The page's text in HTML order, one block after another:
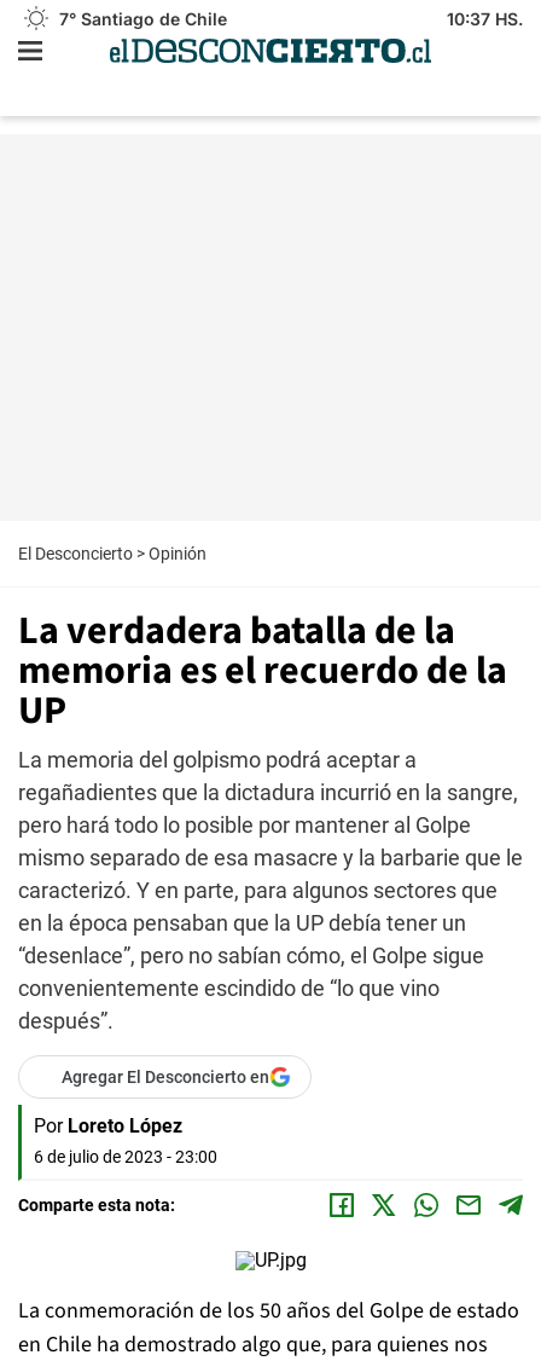
7° Santiago de Chile 10:37 HS.
El Desconcierto >Opinión
La verdadera batalla de la
memoria es el recuerdo de la
UP
La memoria del golpismo podrá aceptar a
regañadientes que la dictadura incurrió en la sangre,
pero hará todo lo posible por mantener al Golpe
mismo separado de esa masacre y la barbarie que le
caracterizó. Y en parte, para algunos sectores que
en la época pensaban que la UP debía tener un
“desenlace”, pero no sabían cómo, el Golpe sigue
convenientemente escindido de “lo que vino
después”.
Agregar El Desconcierto en
Por Loreto López
6 de julio de 2023 - 23:00
Comparte esta nota:
La conmemoración de los 50 años del Golpe de estado
en Chile ha demostrado algo que, para quienes nos